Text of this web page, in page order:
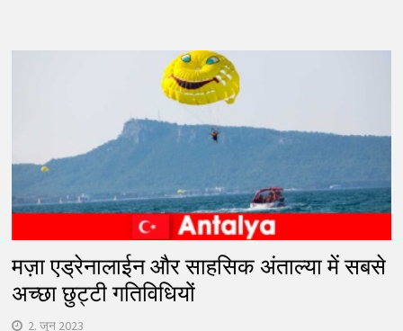
मज़ा एड्रेनालाईन और साहसिक अंताल्या में सबसे
अच्छा छुट्टी गतिविधियों
2. जून 2023